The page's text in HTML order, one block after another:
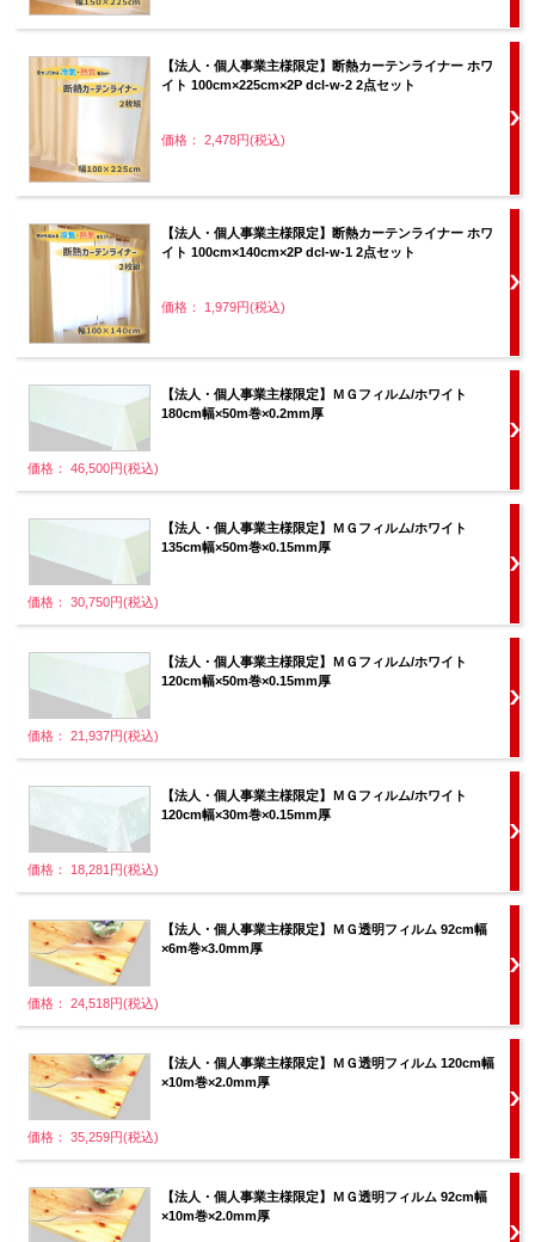
【法人・個人事業主様限定】断熱カーテンライナー ホワ
イト 100cm×225cm×2P dcl-w-2 2点セット
価格： 2,478円(税込)
【法人・個人事業主様限定】断熱カーテンライナー ホワ
イト 100cm×140cm×2P dcl-w-1 2点セット
価格： 1,979円(税込)
【法人・個人事業主様限定】ＭＧフィルム/ホワイト
180cm幅×50m巻×0.2mm厚
価格： 46,500円(税込)
【法人・個人事業主様限定】ＭＧフィルム/ホワイト
135cm幅×50m巻×0.15mm厚
価格： 30,750円(税込)
【法人・個人事業主様限定】ＭＧフィルム/ホワイト
120cm幅×50m巻×0.15mm厚
価格： 21,937円(税込)
【法人・個人事業主様限定】ＭＧフィルム/ホワイト
120cm幅×30m巻×0.15mm厚
価格： 18,281円(税込)
【法人・個人事業主様限定】ＭＧ透明フィルム 92cm幅
×6m巻×3.0mm厚
価格： 24,518円(税込)
【法人・個人事業主様限定】ＭＧ透明フィルム 120cm幅
×10m巻×2.0mm厚
価格： 35,259円(税込)
【法人・個人事業主様限定】ＭＧ透明フィルム 92cm幅
×10m巻×2.0mm厚